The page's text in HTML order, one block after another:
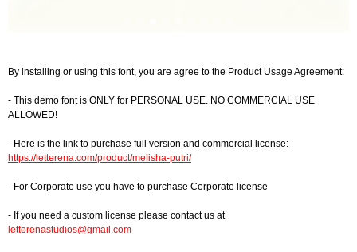
By installing or using this font, you are agree to the Product Usage Agreement:
- This demo font is ONLY for PERSONAL USE. NO COMMERCIAL USE
ALLOWED!
- Here is the link to purchase full version and commercial license:
https://letterena.com/product/melisha-putri/
- For Corporate use you have to purchase Corporate license
- If you need a custom license please contact us at
letterenastudios@gmail.com